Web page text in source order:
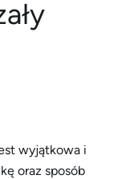
wyjątkowa i
oraz sposób